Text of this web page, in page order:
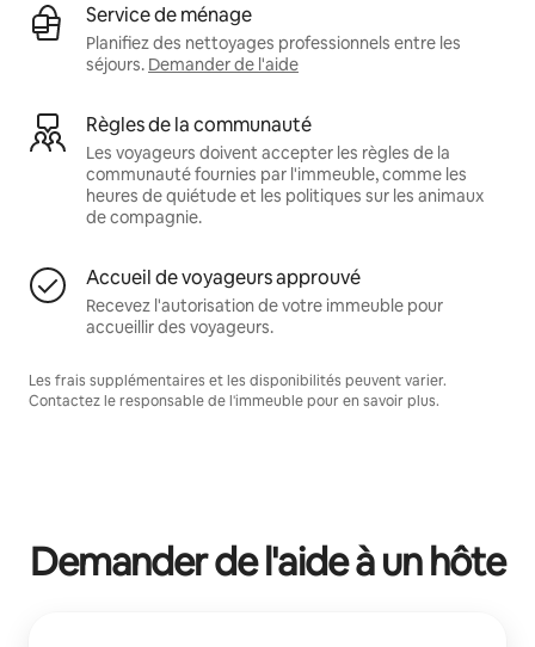
Service de ménage
Planifiez des nettoyages professionnels entre les
séjours. Demander de l'aide
Règles de la communauté
Les voyageurs doivent accepter les règles de la
communauté fournies par l'immeuble, comme les
heures de quiétude et les politiques sur les animaux
de compagnie.
Accueil de voyageurs approuvé
Recevez l'autorisation de votre immeuble pour
accueillir des voyageurs.
Les frais supplémentaires et les disponibilités peuvent varier.
Contactez le responsable de l'immeuble pour en savoir plus.
Demander de l'aide à un hôte